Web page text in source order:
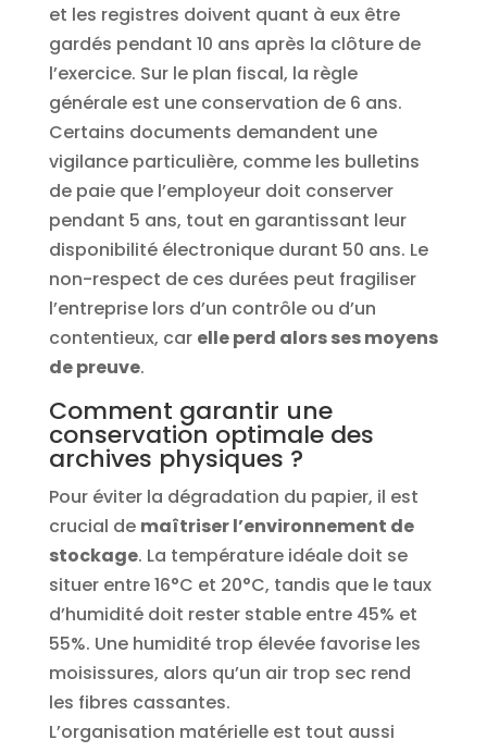
et les registres doivent quant à eux être
gardés pendant 10 ans après la clôture de
l’exercice. Sur le plan fiscal, la règle
générale est une conservation de 6 ans.
Certains documents demandent une
vigilance particulière, comme les bulletins
de paie que l’employeur doit conserver
pendant 5 ans, tout en garantissant leur
disponibilité électronique durant 50 ans. Le
non-respect de ces durées peut fragiliser
l’entreprise lors d’un contrôle ou d’un
contentieux, car elle perd alors ses moyens
de preuve.
Comment garantir une
conservation optimale des
archives physiques ?
Pour éviter la dégradation du papier, il est
crucial de maîtriser l’environnement de
stockage. La température idéale doit se
situer entre 16°C et 20°C, tandis que le taux
d’humidité doit rester stable entre 45% et
55%. Une humidité trop élevée favorise les
moisissures, alors qu’un air trop sec rend
les fibres cassantes.
L’organisation matérielle est tout aussi